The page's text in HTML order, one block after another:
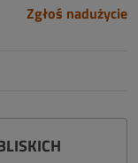
Zgłoś nadużycie